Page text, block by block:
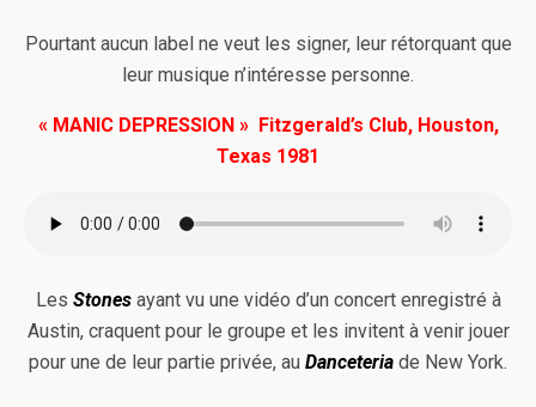
Pourtant aucun label ne veut les signer, leur rétorquant que
leur musique n’intéresse personne.
« MANIC DEPRESSION » Fitzgerald’s Club, Houston,
Texas 1981
Les Stonesayant vu une vidéo d’un concert enregistré à
Austin, craquent pour le groupe et les invitent à venir jouer
pour une de leur partie privée, au Danceteria de New York.